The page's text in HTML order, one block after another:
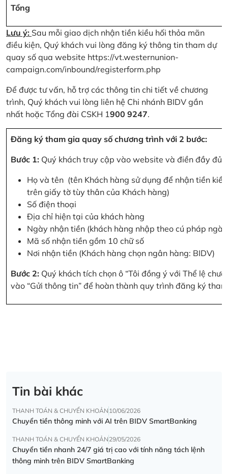
Tổng
Lưu ý: Sau mỗi giao dịch nhận tiền kiều hối thỏa mãn
điều kiện, Quý khách vui lòng đăng ký thông tin tham dự
quay số qua website https://vt.westernunion-
campaign.com/inbound/registerform.php
Để được tư vấn, hỗ trợ các thông tin chi tiết về chương
trình, Quý khách vui lòng liên hệ Chi nhánh BIDV gần
nhất hoặc Tổng đài CSKH 1900 9247.
Đăng ký tham gia quay số chương trình với 2 bước:
Bước 1: Quý khách truy cập vào website và điền đầy đủ
Họ và tên (tên Khách hàng sử dụng để nhận tiền
trên giấy tờ tùy thân của Khách hàng)
Số điện thoại
Địa chỉ hiện tại của khách hàng
Ngày nhận tiền (khách hàng nhập theo cú pháp
Mã số nhận tiền gồm 10 chữ số
Nơi nhận tiền (Khách hàng chọn ngân hàng: BIDV)
Bước 2: Quý khách tích chọn ô “Tôi đồng ý với Thể lệ
vào “Gửi thông tin” để hoàn thành quy trình đăng ký
Tin bài khác
THANH TOÁN & CHUYỂN KHOẢN 10/06/2026
Chuyển tiền thông minh với AI trên BIDV SmartBanking
THANH TOÁN & CHUYỂN KHOẢN 29/05/2026
Chuyển tiền nhanh 24/7 giá trị cao với tính năng tách lệnh
thông minh trên BIDV SmartBanking